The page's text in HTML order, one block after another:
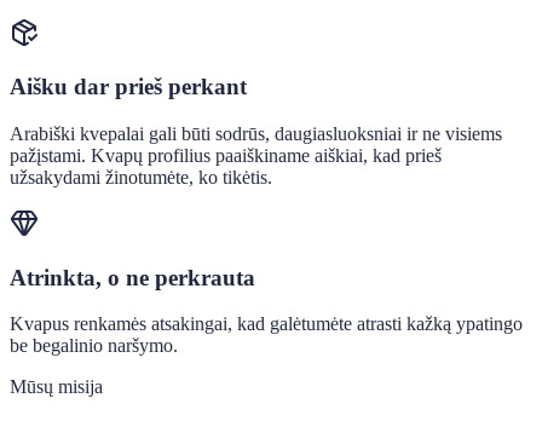
Aišku dar prieš perkant
Arabiški kvepalai gali būti sodrūs, daugiasluoksniai ir ne visiems
pažįstami. Kvapų profilius paaiškiname aiškiai, kad prieš
užsakydami žinotumėte, ko tikėtis.
Atrinkta, o ne perkrauta
Kvapus renkamės atsakingai, kad galėtumėte atrasti kažką ypatingo
be begalinio naršymo.
Mūsų misija